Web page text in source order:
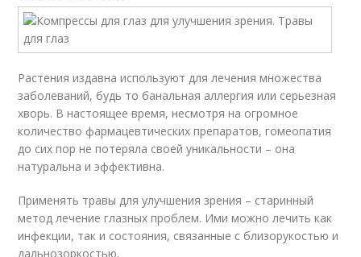
Растения издавна используют для лечения множества
заболеваний, будь то банальная аллергия или серьезная
хворь. В настоящее время, несмотря на огромное
количество фармацевтических препаратов, гомеопатия
до сих пор не потеряла своей уникальности – она
натуральна и эффективна.
Применять травы для улучшения зрения – старинный
метод лечение глазных проблем. Ими можно лечить как
инфекции, так и состояния, связанные с близорукостью и
дальнозоркостью.